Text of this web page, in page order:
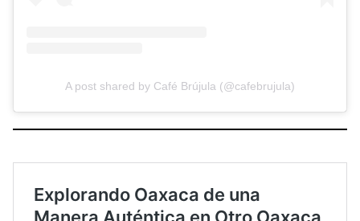
A post shared by Café Brújula (@cafebrujula)